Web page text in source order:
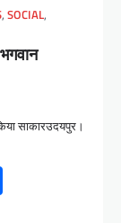
, SOCIAL,
साकारउदयपुर।